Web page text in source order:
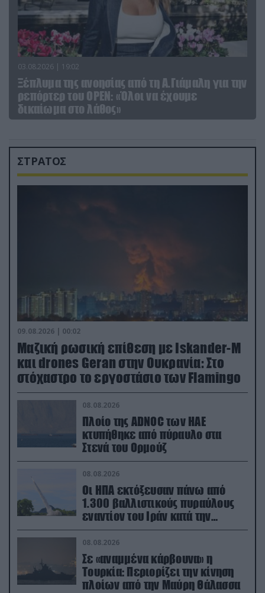
03.08.2026 | 19:02
Ξέπλυμα της ανοησίας από τη Α.Γιάμαλη για την
ρεπόρτερ του ΟΡΕΝ: «Όλοι να έχουμε
δικαίωμα στο λάθος»
ΣΤΡΑΤΟΣ
09.08.2026 | 00:02
Μαζική ρωσική επίθεση με Iskander-M
και drones Geran στην Ουκρανία: Στο
στόχαστρο το εργοστάσιο των Flamingo
08.08.2026
Πλοίο της ADNOC των ΗΑΕ
κτυπήθηκε από πύραυλο στα
Στενά του Ορμούζ
08.08.2026
Οι ΗΠΑ εκτόξευσαν πάνω από
1.300 βαλλιστικούς πυραύλους
εναντίον του Ιράν κατά την
διάρκεια του πολέμου
08.08.2026
Σε «αναμμένα κάρβουνα» η
Τουρκία: Περιορίζει την κίνηση
πλοίων από την Μαύρη Θάλασσα